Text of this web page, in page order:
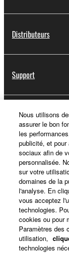
Distributeurs
Support
Yamaha Music
A propos de
France -
Professionnel
Nous utilisons
assurer le bon
les
publicité, et
sociaux afin de
personnalisée.
sur votre
domaines de la
l'analyse. En
vous acceptez
technologies.
cookies ou pour
Paramètres des
utilisation,
technologies